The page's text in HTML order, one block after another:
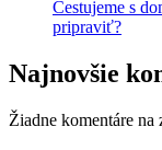
Cestujeme s
pripraviť?
Najnovšie
Žiadne komentáre na